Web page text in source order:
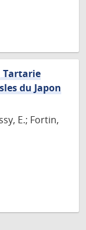
Tartarie
du Japon
E.; Fortin,